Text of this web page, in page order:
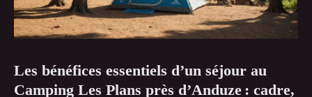
Les bénéfices essentiels d’un séjour au
Camping Les Plans près d’Anduze : cadre,